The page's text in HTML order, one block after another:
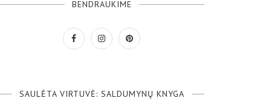
BENDRAUKIME
SAULĖTA VIRTUVĖ: SALDUMYNŲ KNYGA